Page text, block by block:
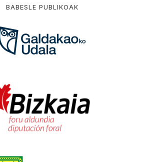
BABESLE PUBLIKOAK